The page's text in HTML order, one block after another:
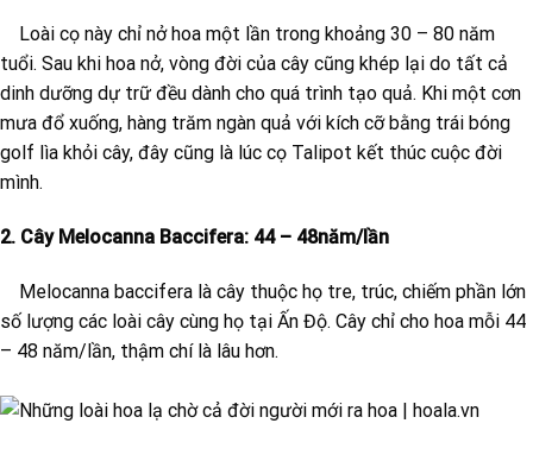
Loài cọ này chỉ nở hoa một lần trong khoảng 30 – 80 năm
tuổi. Sau khi hoa nở, vòng đời của cây cũng khép lại do tất cả
dinh dưỡng dự trữ đều dành cho quá trình tạo quả. Khi một cơn
mưa đổ xuống, hàng trăm ngàn quả với kích cỡ bằng trái bóng
golf lìa khỏi cây, đây cũng là lúc cọ Talipot kết thúc cuộc đời
mình.
2. Cây Melocanna Baccifera: 44 – 48năm/lần
Melocanna baccifera là cây thuộc họ tre, trúc, chiếm phần lớn
số lượng các loài cây cùng họ tại Ấn Độ. Cây chỉ cho hoa mỗi 44
– 48 năm/lần, thậm chí là lâu hơn.